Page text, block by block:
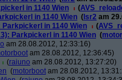
in 1140 Wien
(
in 1140 Wien ( lsr2 am
Parkpickerl in 1140 Wien
(
Parkpickerl in 1140 Wien (
am 28.08.2012, 12:33:16)
am 28.08.2012, 12:36:45)
(raiuno am 28.08.2012, 13:27:20)
(motorboot am 28.08.2012,